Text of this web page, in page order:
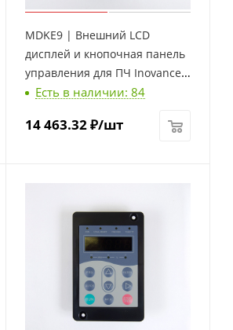
MDKE9 | Внешний LCD
дисплей и кнопочная панель
управления для ПЧ Inovance,
Inovance
Есть в наличии: 84
14 463.32₽/шт